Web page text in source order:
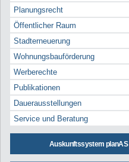
Planungsrecht
Öffentlicher Raum
Stadterneuerung
Wohnungsbauförderung
Werberechte
Publikationen
Dauerausstellungen
Service und Beratung
Auskunftssystem planAS